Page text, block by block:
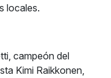
locales.
campeón del
Kimi Raikkonen,